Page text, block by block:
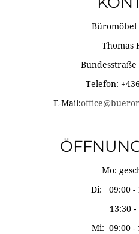
Büromöbel
Thomas
Bundesstraße
Telefon:
E-Mail:
Mo:
Di: 09:00 -
13:30 -
Mi: 09:00 -